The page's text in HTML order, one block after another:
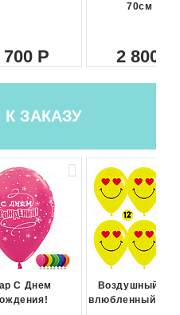
700
70см
2 800
ЗАКАЗУ
С Днем
Воздушный
влюбленный